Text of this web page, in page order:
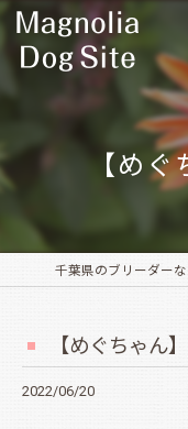
【めぐ
【めぐちゃん
2022/06/20